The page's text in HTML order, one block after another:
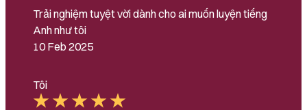
Trải nghiệm tuyệt vời dành cho ai muốn luyện tiếng
Anh như tôi
10 Feb 2025
Tôi